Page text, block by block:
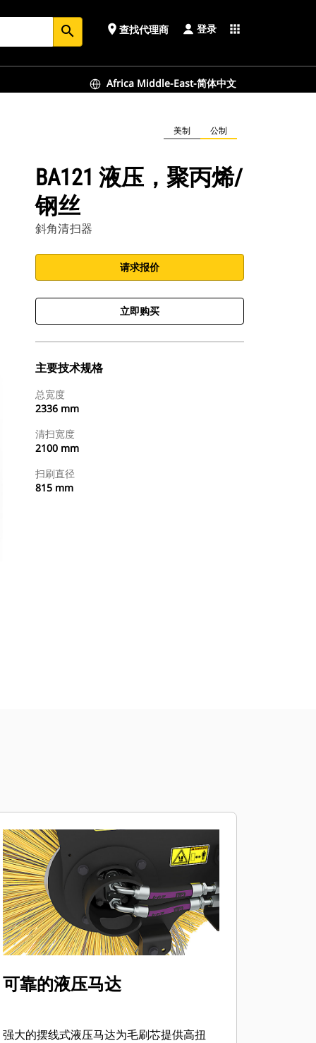
search place 查找代理商 登录 apps
Africa Middle-East-简体中文
美制 公制
BA121 液压，聚丙烯/
钢丝
斜角清扫器
请求报价
立即购买
主要技术规格
总宽度
2336 mm
清扫宽度
2100 mm
扫刷直径
815 mm
可靠的液压马达
强大的摆线式液压马达为毛刷芯提供高扭